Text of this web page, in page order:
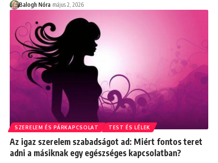
Balogh Nóra május 2, 2026
SZERELEM ÉS PÁRKAPCSOLAT TEST ÉS LÉLEK
Az igaz szerelem szabadságot ad: Miért fontos teret
adni a másiknak egy egészséges kapcsolatban?